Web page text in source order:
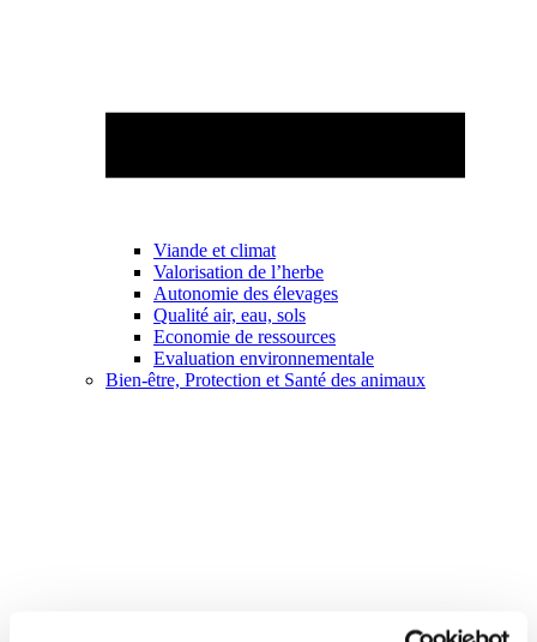
Viande et climat
Valorisation de l’herbe
Autonomie des élevages
Qualité air, eau, sols
Economie de ressources
Evaluation environnementale
Bien-être, Protection et Santé des animaux